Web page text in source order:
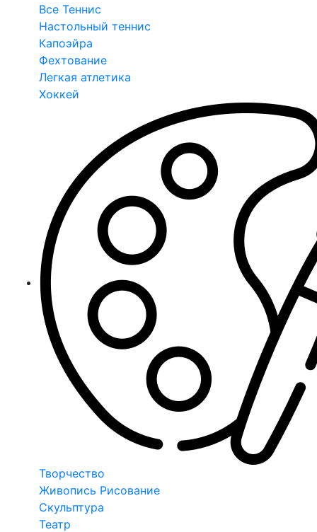
Все Теннис
Настольный теннис
Капоэйра
Фехтование
Легкая атлетика
Хоккей
Творчество
Живопись Рисование
Скульптура
Театр